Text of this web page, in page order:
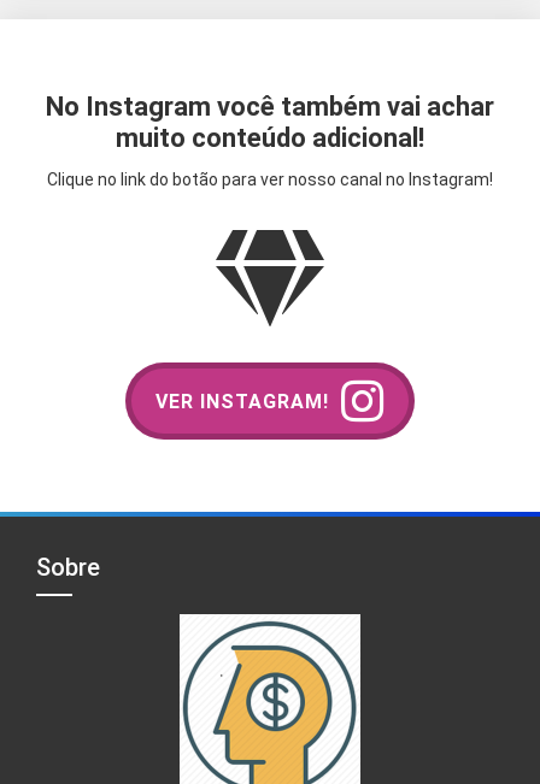
No Instagram você também vai achar
muito conteúdo adicional!
Clique no link do botão para ver nosso canal no Instagram!
VER INSTAGRAM!
Sobre